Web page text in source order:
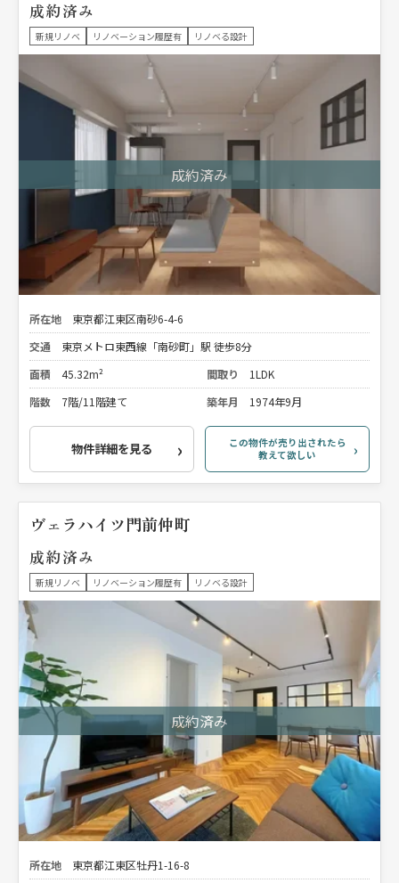
成約済み
新規リノベ リノベーション履歴有 リノベる設計
所在地
東京都江東区南砂6-4-6
交通
東京メトロ東西線「南砂町」駅 徒歩8分
面積
45.32m² 間取り
1LDK
階数
7階/11階建て 築年月 1974年9月
物件詳細を見る
この物件が売り出されたら
教えて欲しい
ヴェラハイツ門前仲町
成約済み
新規リノベ リノベーション履歴有 リノベる設計
所在地
東京都江東区牡丹1-16-8